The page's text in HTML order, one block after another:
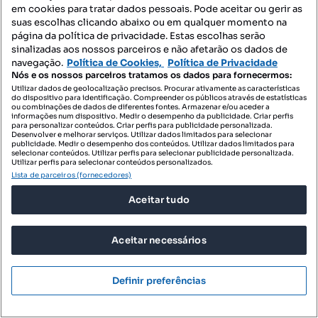
Silvalde, Espinho, Aveiro
Tipologia
T3
Preço por metro quadrado
115.66 m²
Andar 1 andar
Projecto Perfeito
Profissional
em cookies para tratar dados pessoais. Pode aceitar ou gerir as
suas escolhas clicando abaixo ou em qualquer momento na
página da política de privacidade. Estas escolhas serão
sinalizadas aos nossos parceiros e não afetarão os dados de
navegação. Política de Cookies, Política de Privacidade
Nós e os nossos parceiros tratamos os dados para fornecermos:
Utilizar dados de geolocalização precisos. Procurar ativamente as características
do dispositivo para identificação. Compreender os públicos através de estatísticas
ou combinações de dados de diferentes fontes. Armazenar e/ou aceder a
informações num dispositivo. Medir o desempenho da publicidade. Criar perfis
para personalizar conteúdos. Criar perfis para publicidade personalizada.
Desenvolver e melhorar serviços. Utilizar dados limitados para selecionar
publicidade. Medir o desempenho dos conteúdos. Utilizar dados limitados para
selecionar conteúdos. Utilizar perfis para selecionar publicidade personalizada.
Utilizar perfis para selecionar conteúdos personalizados.
Lista de parceiros (fornecedores)
Aceitar tudo
Aceitar necessários
Definir preferências